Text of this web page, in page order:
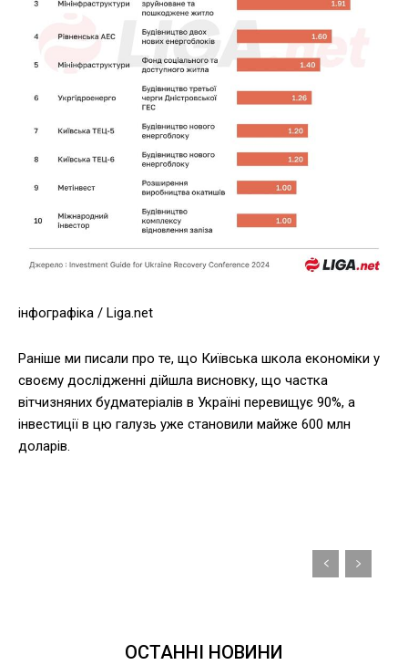
інфографіка / Liga.net
Раніше ми писали про те, що Київська школа економіки у
своєму дослідженні дійшла висновку, що частка
вітчизняних будматеріалів в Україні перевищує 90%, а
інвестиції в цю галузь уже становили майже 600 млн
доларів.
ОСТАННІ НОВИНИ